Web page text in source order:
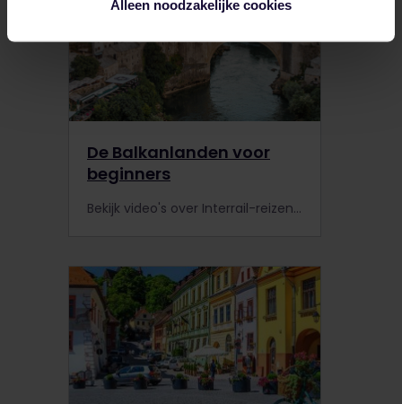
Alleen noodzakelijke cookies
De Balkanlanden voor
beginners
Bekijk video's over Interrail-reizen door de Balkanlanden van reizigers die het al eerder gedaan hebben! Beleef het Interrail-avontuur van Cruz door haar reisvideo te bekijken.